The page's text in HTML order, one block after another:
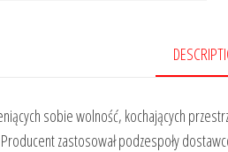
sobie wolność, kochających
zastosował podzespoły